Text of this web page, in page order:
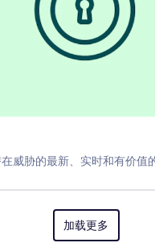
威胁的最新、实时和有价值
加载更多